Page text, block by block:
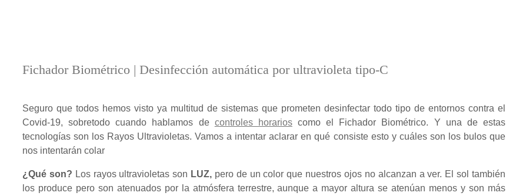
Fichador Biométrico | Desinfección automática por ultravioleta tipo-C
Seguro que todos hemos visto ya multitud de sistemas que prometen desinfectar todo tipo de entornos contra el
Covid-19, sobretodo cuando hablamos de controles horarioscomo el Fichador Biométrico. Y una de estas
tecnologías son los Rayos Ultravioletas. Vamos a intentar aclarar en qué consiste esto y cuáles son los bulos que
nos intentarán colar
¿Qué son? Los rayos ultravioletas son LUZ, pero de un color que nuestros ojos no alcanzan a ver. El sol también
los produce pero son atenuados por la atmósfera terrestre, aunque a mayor altura se atenúan menos y son más